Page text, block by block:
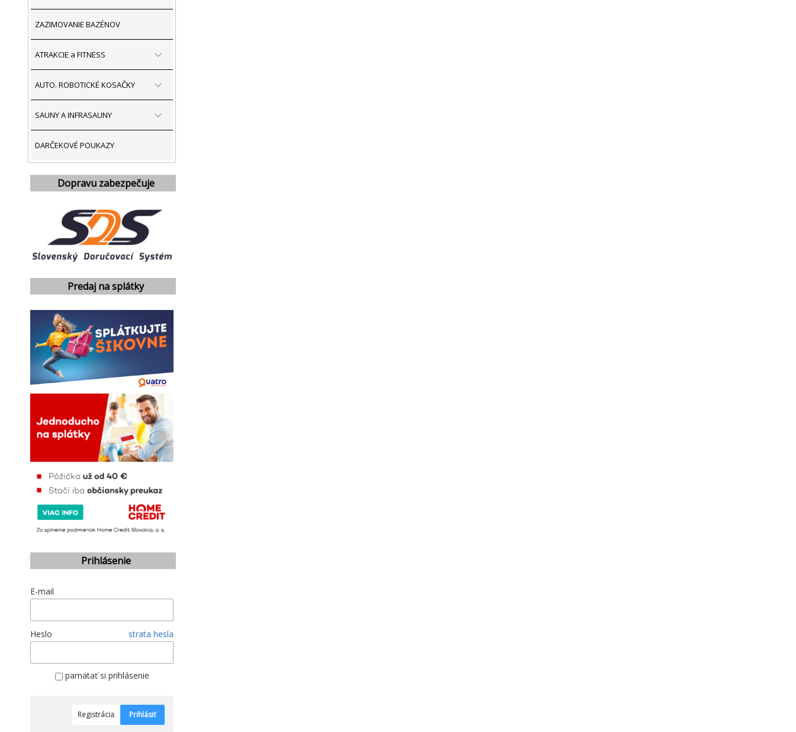
ZAZIMOVANIE BAZÉNOV
ATRAKCIE a FITNESS
AUTO. ROBOTICKÉ KOSAČKY
SAUNY A INFRASAUNY
DARČEKOVÉ POUKAZY
Dopravu zabezpečuje
Predaj na splátky
Prihlásenie
E-mail
Heslo strata hesla
pamätať si prihlásenie
Registrácia Prihlásiť